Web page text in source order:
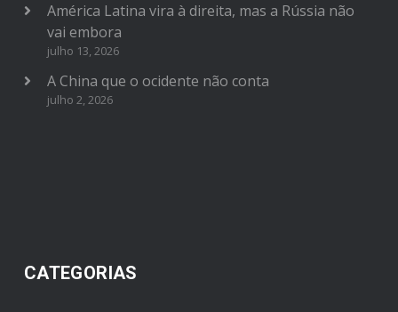
América Latina vira à direita, mas a Rússia não
vai embora
julho 13, 2026
A China que o ocidente não conta
julho 2, 2026
CATEGORIAS